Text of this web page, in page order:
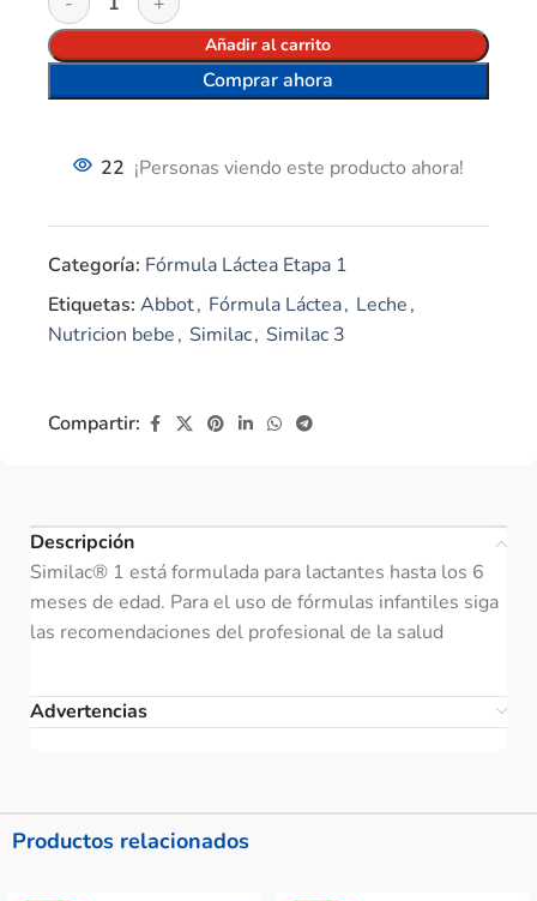
Añadir al carrito
Comprar ahora
22 ¡Personas viendo este producto ahora!
Categoría: Fórmula Láctea Etapa 1
Etiquetas: Abbot, Fórmula Láctea, Leche,
Nutricion bebe, Similac, Similac 3
Compartir:
Descripción
Similac® 1 está formulada para lactantes hasta los 6
meses de edad. Para el uso de fórmulas infantiles siga
las recomendaciones del profesional de la salud
Advertencias
Productos relacionados